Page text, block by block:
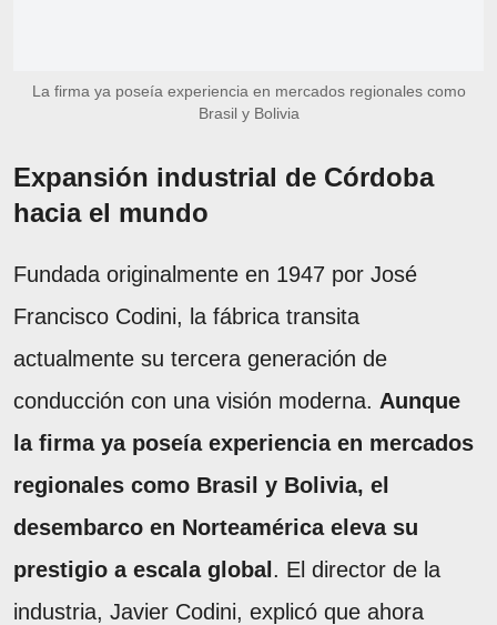
La firma ya poseía experiencia en mercados regionales como
Brasil y Bolivia
Expansión industrial de Córdoba
hacia el mundo
Fundada originalmente en 1947 por José
Francisco Codini, la fábrica transita
actualmente su tercera generación de
conducción con una visión moderna. Aunque
la firma ya poseía experiencia en mercados
regionales como Brasil y Bolivia, el
desembarco en Norteamérica eleva su
prestigio a escala global . El director de la
industria, Javier Codini, explicó que ahora